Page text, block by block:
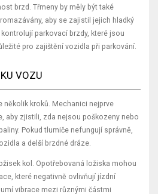
brzd. Třmeny by měly být také
aby se zajistil jejich hladký
parkovací brzdy, které jsou
pro zajištění vozidla při parkování.
VOZU
několik kroků. Mechanici nejprve
aby zjistili, zda nejsou poškozeny nebo
Pokud tlumiče nefungují správně,
a delší brzdné dráze.
kol. Opotřebovaná ložiska mohou
které negativně ovlivňují jízdní
vibrace mezi různými částmi